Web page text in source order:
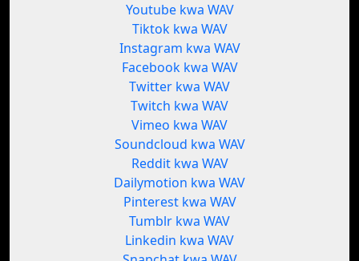
Youtube kwa WAV
Tiktok kwa WAV
Instagram kwa WAV
Facebook kwa WAV
Twitter kwa WAV
Twitch kwa WAV
Vimeo kwa WAV
Soundcloud kwa WAV
Reddit kwa WAV
Dailymotion kwa WAV
Pinterest kwa WAV
Tumblr kwa WAV
Linkedin kwa WAV